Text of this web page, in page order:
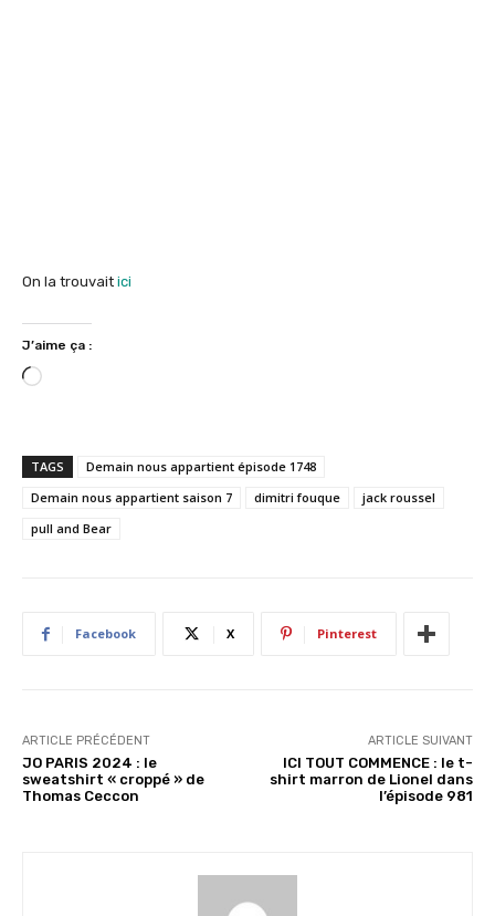
On la trouvait ici
J’aime ça :
C
r
g
e
m
…
TAGS
Demain nous appartient épisode 1748
Demain nous appartient saison 7
dimitri fouque
jack roussel
pull and Bear
Facebook X Pinterest
ARTICLE PRÉCÉDENT
JO PARIS 2024 : le
sweatshirt « croppé » de
Thomas Ceccon
ARTICLE SUIVANT
ICI TOUT COMMENCE : le t-
shirt marron de Lionel dans
l’épisode 981